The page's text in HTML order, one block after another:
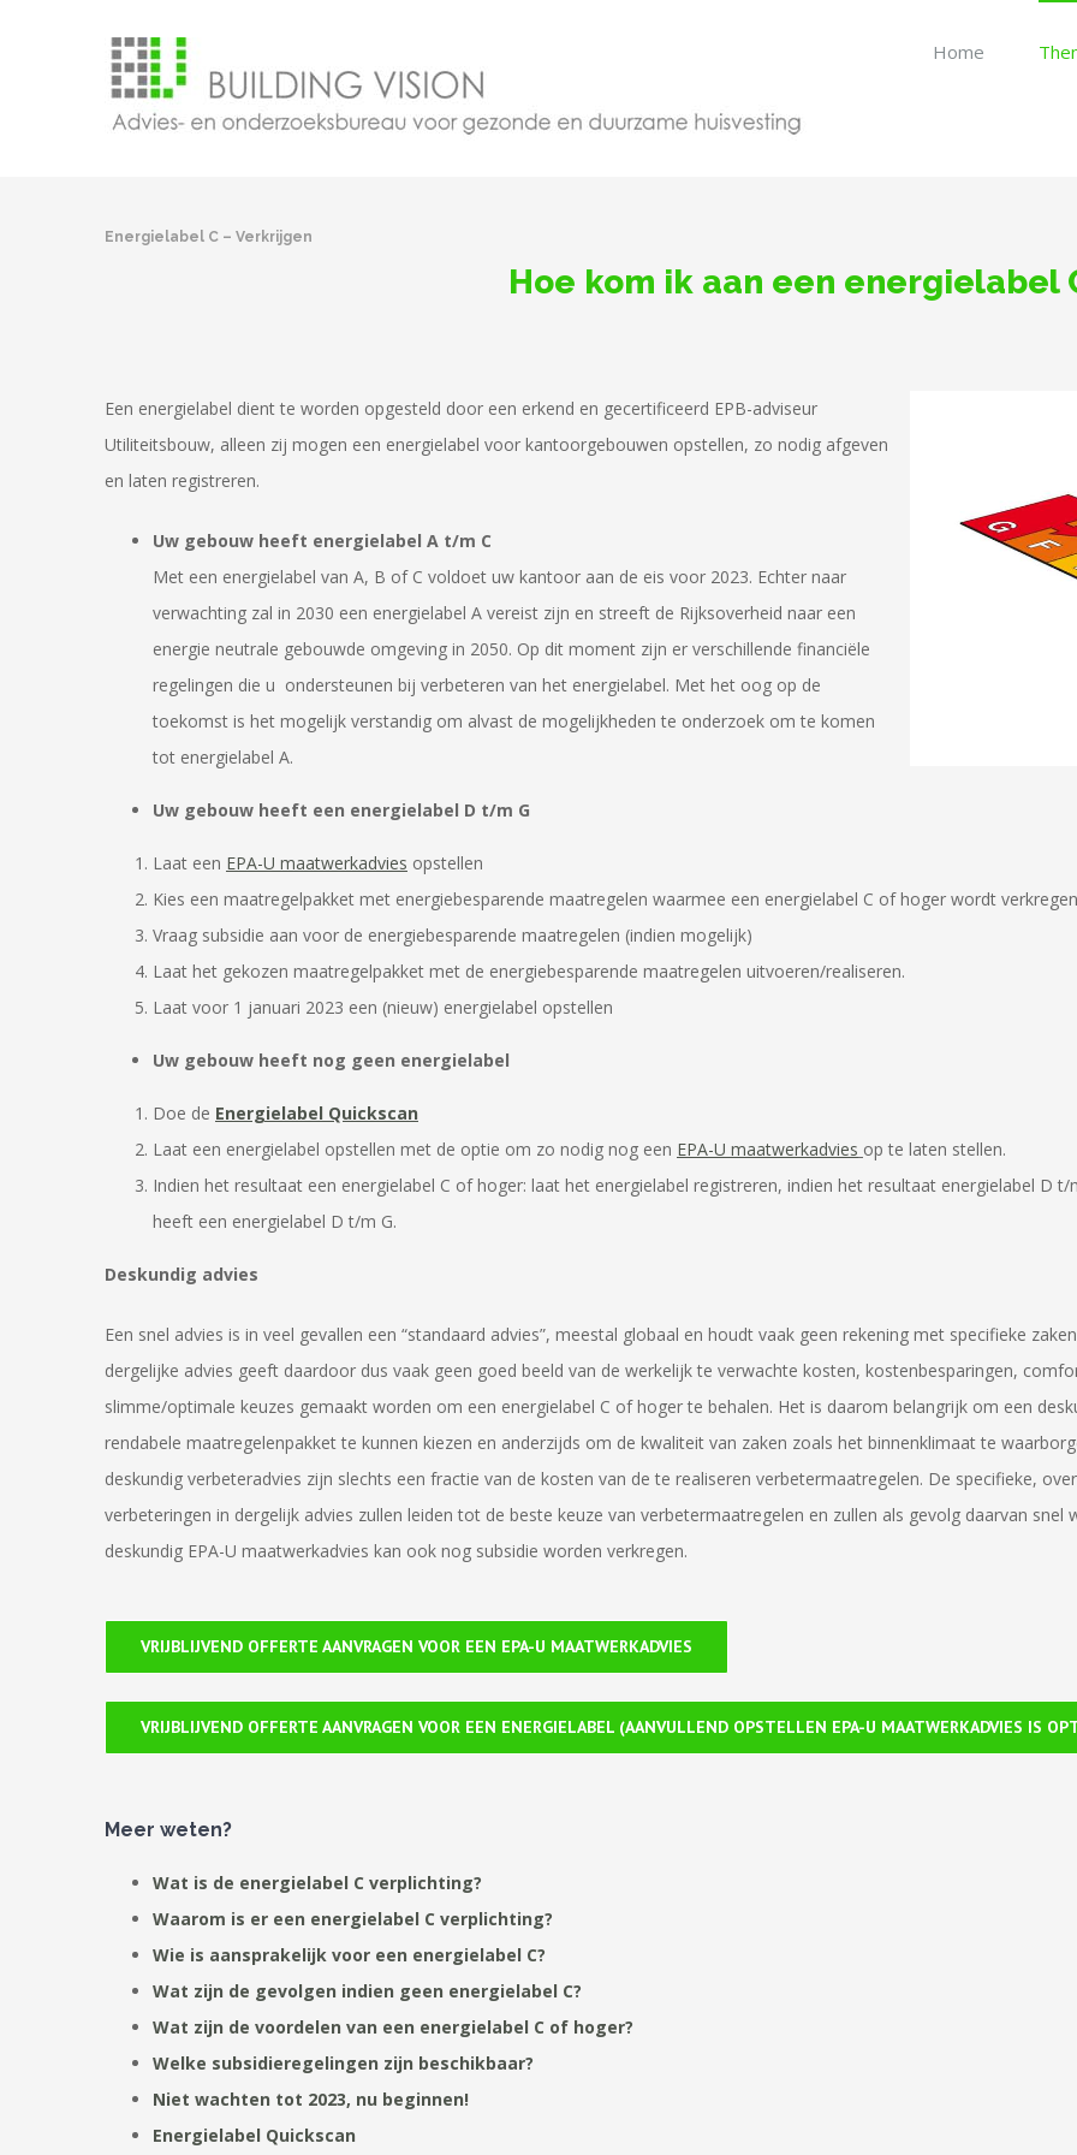
Home
Energielabel C – Verkrijgen
Hoe kom ik aan een energielabel
Een energielabel dient te worden opgesteld door een erkend en gecertificeerd EPB-adviseur
Utiliteitsbouw, alleen zij mogen een energielabel voor kantoorgebouwen opstellen, zo nodig afgeven
en laten registreren.
Uw gebouw heeft energielabel A t/m C
Met een energielabel van A, B of C voldoet uw kantoor aan de eis voor 2023. Echter naar
verwachting zal in 2030 een energielabel A vereist zijn en streeft de Rijksoverheid naar een
energie neutrale gebouwde omgeving in 2050. Op dit moment zijn er verschillende financiële
regelingen die u ondersteunen bij verbeteren van het energielabel. Met het oog op de
toekomst is het mogelijk verstandig om alvast de mogelijkheden te onderzoek om te komen
tot energielabel A.
Uw gebouw heeft een energielabel D t/m G
Laat een EPA-U maatwerkadvies opstellen
Kies een maatregelpakket met energiebesparende maatregelen waarmee een energielabel C of hoger wordt
Vraag subsidie aan voor de energiebesparende maatregelen (indien mogelijk)
Laat het gekozen maatregelpakket met de energiebesparende maatregelen uitvoeren/realiseren.
Laat voor 1 januari 2023 een (nieuw) energielabel opstellen
Uw gebouw heeft nog geen energielabel
Doe de Energielabel Quickscan
Laat een energielabel opstellen met de optie om zo nodig nog een EPA-U maatwerkadvies op te laten stellen.
Indien het resultaat een energielabel C of hoger: laat het energielabel registreren, indien het resultaat energielabel D
heeft een energielabel D t/m G.
Deskundig advies
Een snel advies is in veel gevallen een “standaard advies”, meestal globaal en houdt vaak geen rekening met specifieke
dergelijke advies geeft daardoor dus vaak geen goed beeld van de werkelijk te verwachte kosten, kostenbesparingen,
slimme/optimale keuzes gemaakt worden om een energielabel C of hoger te behalen. Het is daarom belangrijk om een
rendabele maatregelenpakket te kunnen kiezen en anderzijds om de kwaliteit van zaken zoals het binnenklimaat te
deskundig verbeteradvies zijn slechts een fractie van de kosten van de te realiseren verbetermaatregelen. De specifieke,
verbeteringen in dergelijk advies zullen leiden tot de beste keuze van verbetermaatregelen en zullen als gevolg daarvan
deskundig EPA-U maatwerkadvies kan ook nog subsidie worden verkregen.
VRIJBLIJVEND OFFERTE AANVRAGEN VOOR EEN EPA-U MAATWERKADVIES
VRIJBLIJVEND OFFERTE AANVRAGEN VOOR EEN ENERGIELABEL (AANVULLEND OPSTELLEN EPA-U MAATWERKADVIES IS
Meer weten?
Wat is de energielabel C verplichting?
Waarom is er een energielabel C verplichting?
Wie is aansprakelijk voor een energielabel C?
Wat zijn de gevolgen indien geen energielabel C?
Wat zijn de voordelen van een energielabel C of hoger?
Welke subsidieregelingen zijn beschikbaar?
Niet wachten tot 2023, nu beginnen!
Energielabel Quickscan